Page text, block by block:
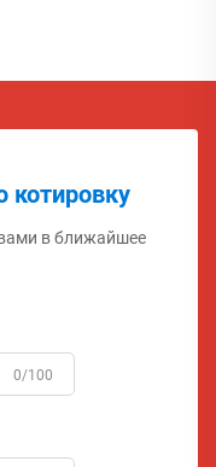
котировку
в ближайшее
0/100